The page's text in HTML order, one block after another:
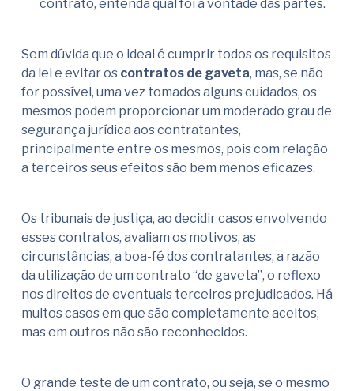
contrato, entenda qual foi a vontade das partes.
Sem dúvida que o ideal é cumprir todos os requisitos
da lei e evitar os contratos de gaveta, mas, se não
for possível, uma vez tomados alguns cuidados, os
mesmos podem proporcionar um moderado grau de
segurança jurídica aos contratantes,
principalmente entre os mesmos, pois com relação
a terceiros seus efeitos são bem menos eficazes.
Os tribunais de justiça, ao decidir casos envolvendo
esses contratos, avaliam os motivos, as
circunstâncias, a boa-fé dos contratantes, a razão
da utilização de um contrato “de gaveta”, o reflexo
nos direitos de eventuais terceiros prejudicados. Há
muitos casos em que são completamente aceitos,
mas em outros não são reconhecidos.
O grande teste de um contrato, ou seja, se o mesmo